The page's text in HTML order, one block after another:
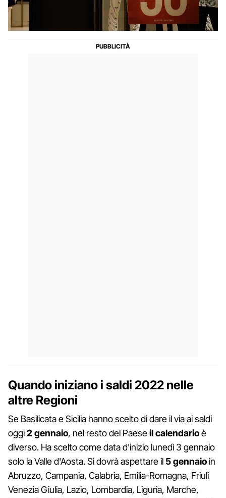
Quando iniziano i saldi 2022 nelle
altre Regioni
Se Basilicata e Sicilia hanno scelto di dare il via ai saldi
oggi2 gennaio, nel resto del Paeseil calendarioè
diverso. Ha scelto come data d'inizio lunedì 3 gennaio
solo la Valle d'Aosta. Si dovrà aspettare il 5 gennaioin
Abruzzo, Campania, Calabria, Emilia-Romagna, Friuli
Venezia Giulia, Lazio, Lombardia, Liguria, Marche,